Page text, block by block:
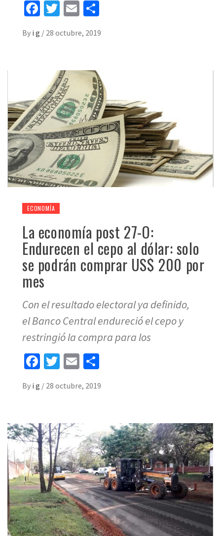
Facebook
Twitter
Email
By i g / 28 octubre, 2019
ECONOMÍA
La economía post 27-O:
Endurecen el cepo al dólar: solo
se podrán comprar US$ 200 por
mes
Con el resultado electoral ya definido,
el Banco Central endureció el cepo y
restringió la compra para los
Facebook
Twitter
Email
By i g / 28 octubre, 2019